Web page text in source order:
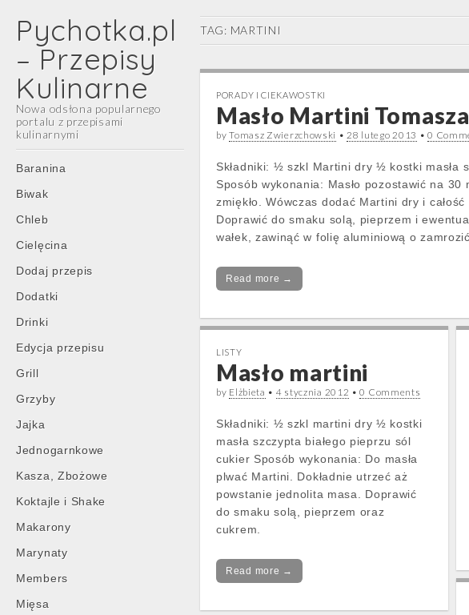
Pychotka.pl
– Przepisy
Kulinarne
Nowa odsłona popularnego
portalu z przepisami
kulinarnymi
Main
menu
Skip
content
Baranina
Biwak
Chleb
Cielęcina
Dodaj przepis
Dodatki
Drinki
Edycja przepisu
Grill
Grzyby
Jajka
Jednogarnkowe
Kasza, Zbożowe
Koktajle i Shake
Makarony
Marynaty
Members
Mięsa
TAG: MARTINI
PORADY I CIEKAWOSTKI
Masło Martini Tomasza
byTomasz Zwierzchowski •28 lutego 2013 •0
Składniki: ½ szkl Martini dry ½ kostki masła
Sposób wykonania: Masło pozostawić na
zmiękło. Wówczas dodać Martini dry i całość
Doprawić do smaku solą, pieprzem i
wałek, zawinąć w folię aluminiową o zamrozić.
Read more →
LISTY
Masło martini
by Elżbieta • 4 stycznia 2012 •0 Comments
Składniki: ½ szkl martini dry ½ kostki
masła szczypta białego pieprzu sól
cukier Sposób wykonania: Do masła
plwać Martini. Dokładnie utrzeć aż
powstanie jednolita masa. Doprawić
do smaku solą, pieprzem oraz
cukrem.
Read more →